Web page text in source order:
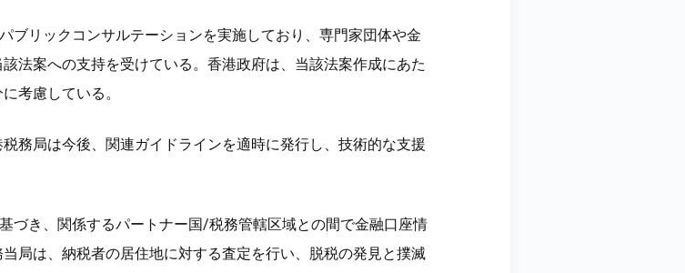
ブリックコンサルテーションを実施しており、専門家団体や金
法案への支持を受けている。香港政府は、当該法案作成にあた
考慮している。
務局は今後、関連ガイドラインを適時に発行し、技術的な支援
づき、関係するパートナー国/税務管轄区域との間で金融口座情
局は、納税者の居住地に対する査定を行い、脱税の発見と撲滅